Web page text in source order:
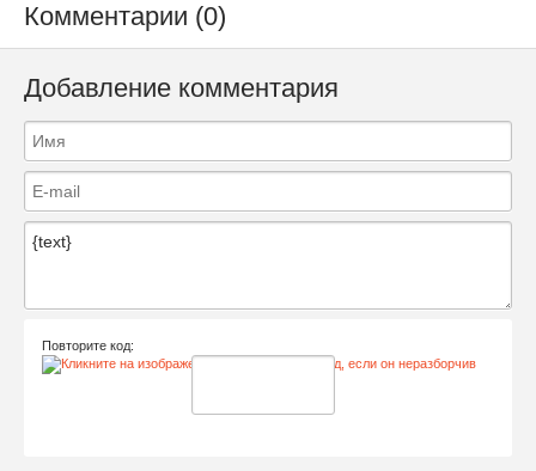
Комментарии (0)
Добавление комментария
Повторите код: